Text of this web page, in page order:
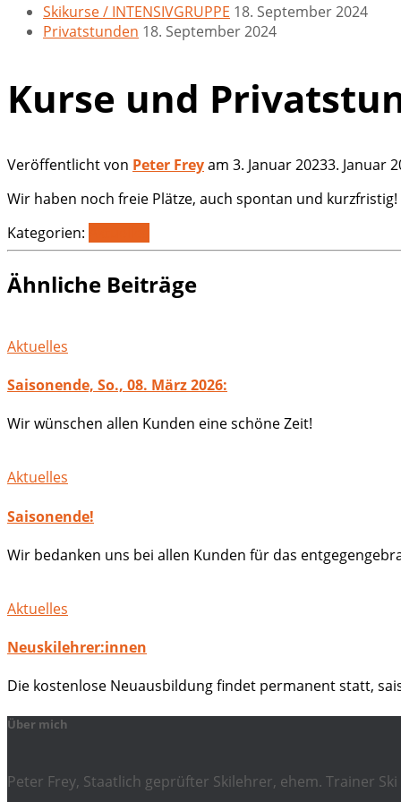
Skikurse / INTENSIVGRUPPE 18. September 2024
Privatstunden 18. September 2024
Kurse und
Veröffentlicht von Peter Freyam 3. Januar 20233. Januar
Wir haben noch freie Plätze, auch spontan und kurzfristig!
Kategorien:
Ähnliche Beiträge
Aktuelles
Saisonende, So., 08. März 2026:
Wir wünschen allen Kunden eine schöne Zeit!
Aktuelles
Saisonende!
Wir bedanken uns bei allen Kunden für das
Aktuelles
Neuskilehrer:innen
Die kostenlose Neuausbildung findet permanent statt,
Über mich
Peter Frey, Staatlich geprüfter Skilehrer, ehem. Trainer